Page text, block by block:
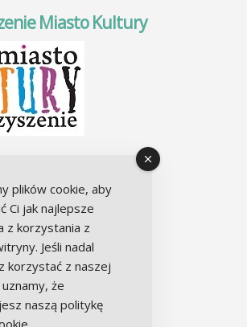
Miasto Kultury
plików cookie, aby
Ci jak najlepsze
z korzystania z
Jeśli nadal
korzystać z naszej
że
naszą politykę